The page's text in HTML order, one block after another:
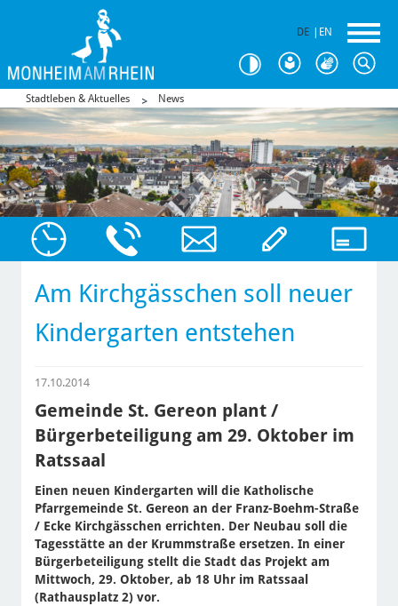
DE EN
Stadtleben & Aktuelles News
Am Kirchgässchen soll neuer
Kindergarten entstehen
17.10.2014
Gemeinde St. Gereon plant /
Bürgerbeteiligung am 29. Oktober im
Ratssaal
Einen neuen Kindergarten will die Katholische
Pfarrgemeinde St. Gereon an der Franz-Boehm-Straße
/ Ecke Kirchgässchen errichten. Der Neubau soll die
Tagesstätte an der Krummstraße ersetzen. In einer
Bürgerbeteiligung stellt die Stadt das Projekt am
Mittwoch, 29. Oktober, ab 18 Uhr im Ratssaal
(Rathausplatz 2) vor.